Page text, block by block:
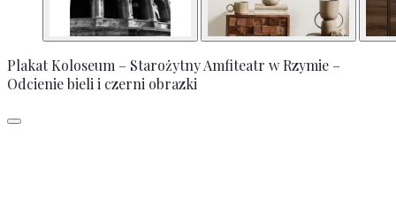
Plakat Koloseum – Starożytny Amfiteatr w Rzymie –
Odcienie bieli i czerni obrazki